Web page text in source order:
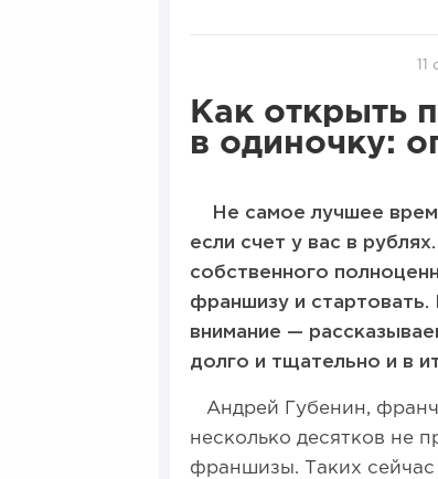
Как открыть
в одиночку:
Не самое лучшее
если счет у вас в
собственного
франшизу и стартовать.
внимание —
долго и тщательно и в
Андрей Губенин,
несколько десятков не
франшизы. Таких сейчас